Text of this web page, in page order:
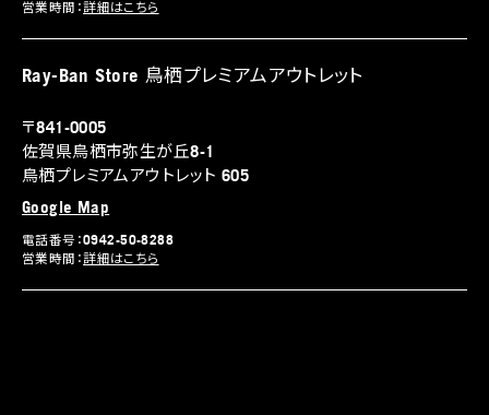
営業時間：詳細はこちら
Ray-Ban Store 鳥栖プレミアムアウトレット
〒841-0005
佐賀県鳥栖市弥生が丘8-1
鳥栖プレミアムアウトレット 605
Google Map
電話番号：0942-50-8288
営業時間：詳細はこちら